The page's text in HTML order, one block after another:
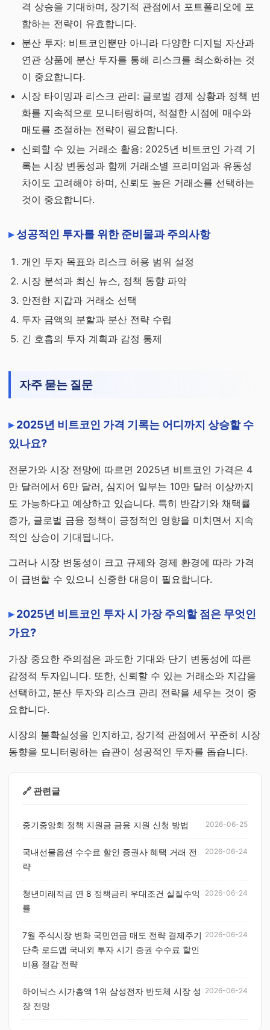
격 상승을 기대하며, 장기적 관점에서 포트폴리오에 포
함하는 전략이 유효합니다.
분산 투자: 비트코인뿐만 아니라 다양한 디지털 자산과
연관 상품에 분산 투자를 통해 리스크를 최소화하는 것
이 중요합니다.
시장 타이밍과 리스크 관리: 글로벌 경제 상황과 정책 변
화를 지속적으로 모니터링하며, 적절한 시점에 매수와
매도를 조절하는 전략이 필요합니다.
신뢰할 수 있는 거래소 활용: 2025년 비트코인 가격 기
록는 시장 변동성과 함께 거래소별 프리미엄과 유동성
차이도 고려해야 하며, 신뢰도 높은 거래소를 선택하는
것이 중요합니다.
성공적인 투자를 위한 준비물과 주의사항
개인 투자 목표와 리스크 허용 범위 설정
시장 분석과 최신 뉴스, 정책 동향 파악
안전한 지갑과 거래소 선택
투자 금액의 분할과 분산 전략 수립
긴 호흡의 투자 계획과 감정 통제
자주 묻는 질문
2025년 비트코인 가격 기록는 어디까지 상승할 수
있나요?
전문가와 시장 전망에 따르면 2025년 비트코인 가격은 4
만 달러에서 6만 달러, 심지어 일부는 10만 달러 이상까지
도 가능하다고 예상하고 있습니다. 특히 반감기와 채택률
증가, 글로벌 금융 정책이 긍정적인 영향을 미치면서 지속
적인 상승이 기대됩니다.
그러나 시장 변동성이 크고 규제와 경제 환경에 따라 가격
이 급변할 수 있으니 신중한 대응이 필요합니다.
2025년 비트코인 투자 시 가장 주의할 점은 무엇인
가요?
가장 중요한 주의점은 과도한 기대와 단기 변동성에 따른
감정적 투자입니다. 또한, 신뢰할 수 있는 거래소와 지갑을
선택하고, 분산 투자와 리스크 관리 전략을 세우는 것이 중
요합니다.
시장의 불확실성을 인지하고, 장기적 관점에서 꾸준히 시장
동향을 모니터링하는 습관이 성공적인 투자를 돕습니다.
🔗 관련글
중기중앙회 정책 지원금 금융 지원 신청 방법 2026-06-25
국내선물옵션 수수료 할인 증권사 혜택 거래 전
략
2026-06-24
청년미래적금 연 8 정책금리 우대조건 실질수익
률
2026-06-24
7월 주식시장 변화 국민연금 매도 전략 결제주기
단축 로드맵 국내외 투자 시기 증권 수수료 할인
비용 절감 전략
2026-06-24
하이닉스 시가총액 1위 삼성전자 반도체 시장 성
장 전망
2026-06-24